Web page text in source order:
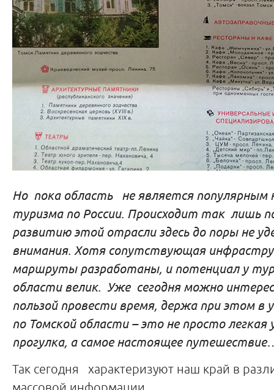
Но пока область не является популярным
туризма по России. Происходит так лишь
развитию этой отрасли здесь до поры не
внимания. Хотя сопутствующая
маршруты разработаны, и потенциал у
области велик. Уже сегодня можно
пользой провести время, держа при этом в
по Томской области – это не просто легкая
прогулка, а самое настоящее
Так сегодня характеризуют наш край в